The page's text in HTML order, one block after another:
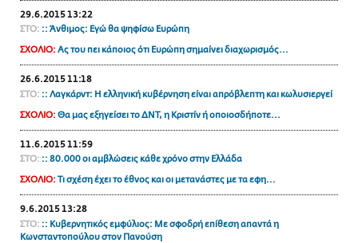
29.6.2015 13:22
ΣΤΟ: :: Άνθιμος: Εγώ θα ψηφίσω Ευρώπη
ΣΧΟΛΙΟ: Ας του πει κάποιος ότι Ευρώπη σημαίνει διαχωρισμός...
26.6.2015 11:18
ΣΤΟ: :: Λαγκάρντ: Η ελληνική κυβέρνηση είναι απρόβλεπτη και κωλυσιεργεί
ΣΧΟΛΙΟ: Θα μας εξηγείσει το ΔΝΤ, η Κριστίν ή οποιοσδήποτε...
11.6.2015 11:59
ΣΤΟ: :: 80.000 οι αμβλώσεις κάθε χρόνο στην Ελλάδα
ΣΧΟΛΙΟ: Τι σχέση έχει το έθνος και οι μετανάστες με τα εφη...
9.6.2015 13:28
ΣΤΟ: :: Κυβερνητικός εμφύλιος: Με σφοδρή επίθεση απαντά η
Kωνσταντοπούλου στον Πανούση